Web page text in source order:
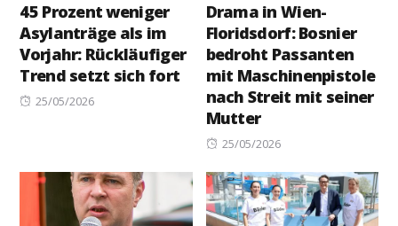
45 Prozent weniger
Asylanträge als im
Vorjahr: Rückläufiger
Trend setzt sich fort
Posted
25/05/2026
Drama in Wien-
Floridsdorf: Bosnier
bedroht Passanten
mit Maschinenpistole
nach Streit mit seiner
Mutter
Posted
25/05/2026